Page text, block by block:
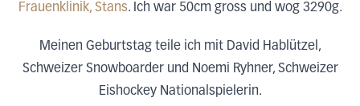
Frauenklinik, Stans. Ich war 50cm gross und wog 3290g.
Meinen Geburtstag teile ich mit David Hablützel,
Schweizer Snowboarder und Noemi Ryhner, Schweizer
Eishockey Nationalspielerin.